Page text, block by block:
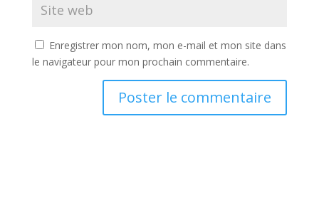
Enregistrer mon nom, mon e-mail et mon site dans
le navigateur pour mon prochain commentaire.